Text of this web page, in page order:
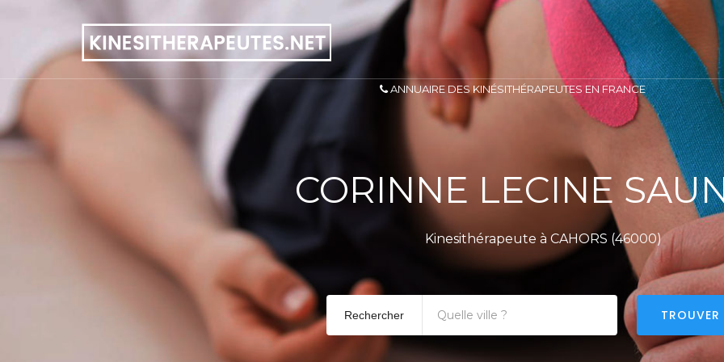
ANNUAIRE DES KINÉSITHÉRAPEUTES EN FRANCE
CORINNE LECINE
Kinesithérapeute à CAHORS (46000)
Rechercher TROUVER